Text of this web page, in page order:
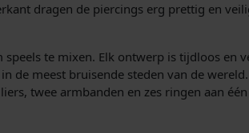
dragen de piercings erg prettig en
te mixen. Elk ontwerp is tijdloos en
de meest bruisende steden van de
twee armbanden en zes ringen aan